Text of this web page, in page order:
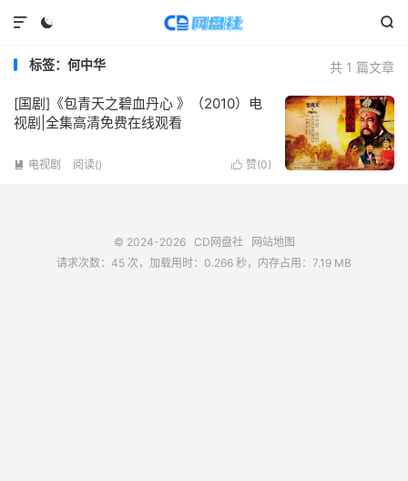
 

共 1 篇文章
标签：何中华
[国剧]《包青天之碧血丹心 》（2010）电
视剧|全集高清免费在线观看
 赞(0)
 电视剧 阅读()
© 2024-2026 CD网盘社
网站地图
请求次数：45 次，加载用时：0.266 秒，内存占用：7.19 MB